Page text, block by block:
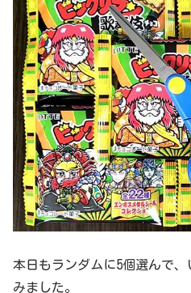
本日もランダムに5個選んで
みました。